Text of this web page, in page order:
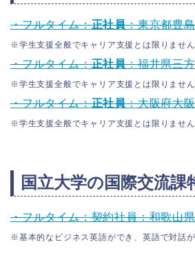
・フルタイム：正社員：東京都豊
※学生支援全般でキャリア支援とは限りません
・フルタイム：正社員：福井県三
※学生支援全般でキャリア支援とは限りません
・フルタイム：正社員：大阪府大
※学生支援全般でキャリア支援とは限りません
国立大学の国際交流課
・フルタイム：契約社員：和歌山
※基本的なビジネス英語ができ、英語で対